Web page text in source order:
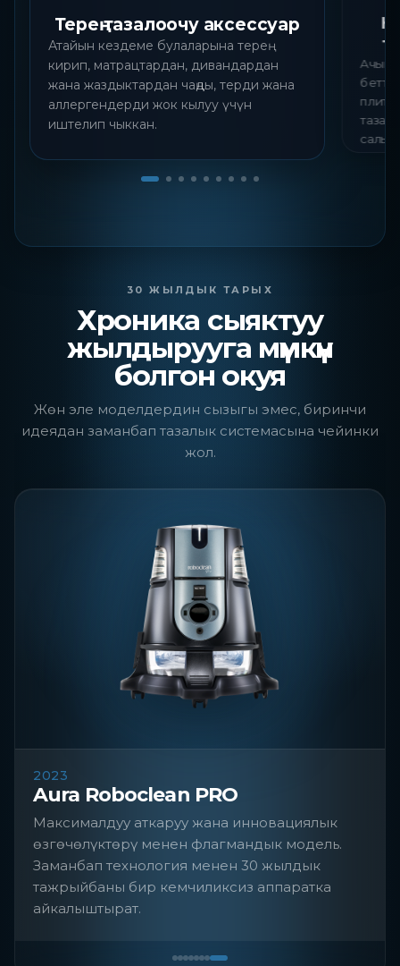
Терең тазалоочу аксессуар
Атайын кездеме булаларына терең
кирип, матрацтардан, дивандардан
жана жаздыктардан чаңды, терди жана
аллергендерди жок кылуу үчүн
иштелип чыккан.
Ачык
30 ЖЫЛДЫК ТАРЫХ
Хроника сыяктуу
жылдырууга мүмкүн
болгон окуя
Жөн эле моделдердин сызыгы эмес, биринчи
идеядан заманбап тазалык системасына чейинки
жол.
2023
Aura Roboclean PRO
Максималдуу аткаруу жана инновациялык
өзгөчөлүктөрү менен флагмандык модель.
Заманбап технология менен 30 жылдык
тажрыйбаны бир кемчиликсиз аппаратка
айкалыштырат.